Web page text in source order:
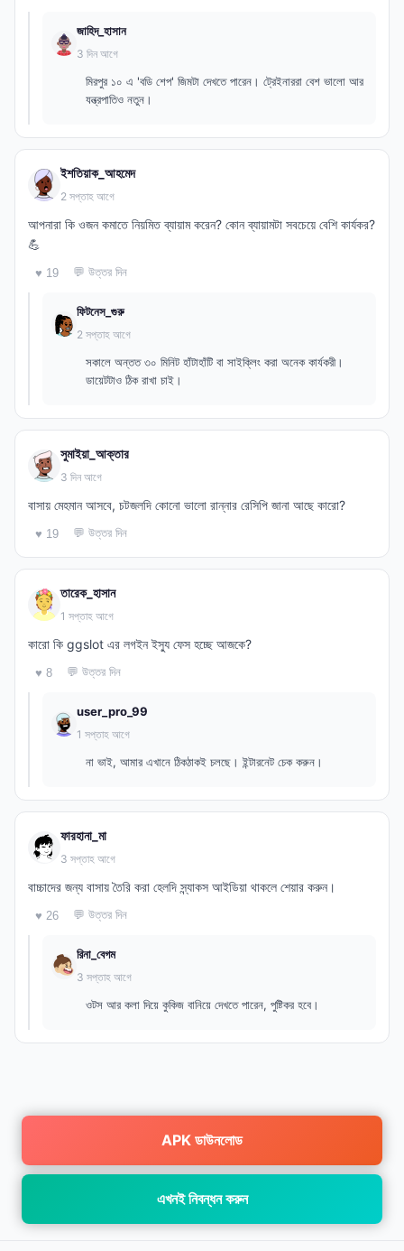
জাহিদ_হাসান
3 দিন আগে
মিরপুর ১০ এ 'বডি শেপ' জিমটা দেখতে পারেন। ট্রেইনাররা বেশ ভালো আর
যন্ত্রপাতিও নতুন।
ইশতিয়াক_আহমেদ
2 সপ্তাহ আগে
আপনারা কি ওজন কমাতে নিয়মিত ব্যায়াম করেন? কোন ব্যায়ামটা সবচেয়ে বেশি কার্যকর?
💪
♥ 19 💬 উত্তর দিন
ফিটনেস_গুরু
2 সপ্তাহ আগে
সকালে অন্তত ৩০ মিনিট হাঁটাহাঁটি বা সাইক্লিং করা অনেক কার্যকরী।
ডায়েটটাও ঠিক রাখা চাই।
সুমাইয়া_আক্তার
3 দিন আগে
বাসায় মেহমান আসবে, চটজলদি কোনো ভালো রান্নার রেসিপি জানা আছে কারো?
♥ 19 💬 উত্তর দিন
তারেক_হাসান
1 সপ্তাহ আগে
কারো কি ggslot এর লগইন ইস্যু ফেস হচ্ছে আজকে?
♥ 8 💬 উত্তর দিন
user_pro_99
1 সপ্তাহ আগে
না ভাই, আমার এখানে ঠিকঠাকই চলছে। ইন্টারনেট চেক করুন।
ফারহানা_মা
3 সপ্তাহ আগে
বাচ্চাদের জন্য বাসায় তৈরি করা হেলদি স্ন্যাকস আইডিয়া থাকলে শেয়ার করুন।
♥ 26 💬 উত্তর দিন
রিনা_বেগম
3 সপ্তাহ আগে
ওটস আর কলা দিয়ে কুকিজ বানিয়ে দেখতে পারেন, পুষ্টিকর হবে।
APK ডাউনলোড
এখনই নিবন্ধন করুন